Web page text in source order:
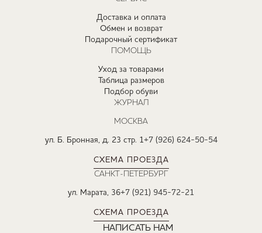
Доставка и оплата
Обмен и возврат
Подарочный сертификат
ПОМОЩЬ
Уход за товарами
Таблица размеров
Подбор обуви
ЖУРНАЛ
МОСКВА
ул. Б. Бронная, д. 23 стр. 1+7 (926) 624-50-54
СХЕМА ПРОЕЗДА
САНКТ-ПЕТЕРБУРГ
ул. Марата, 36+7 (921) 945-72-21
СХЕМА ПРОЕЗДА
НАПИСАТЬ НАМ